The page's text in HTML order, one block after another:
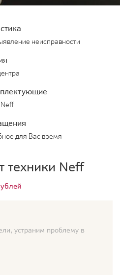
неисправности
для Вас время
техники Neff
устраним проблему в